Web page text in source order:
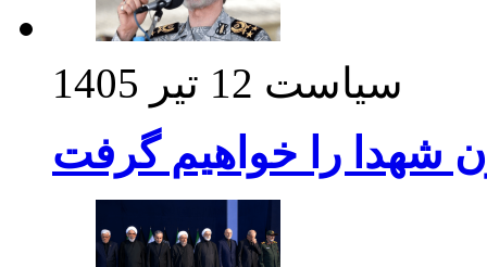
سیاست 12 تیر 1405
شهدا را خواهیم گرفت